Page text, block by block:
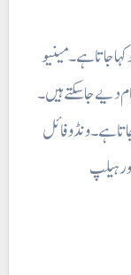
جاتا ہے۔ مینیو
دیے جاسکتے ہیں۔
ہے۔ ونڈو فائل
ہیلپ